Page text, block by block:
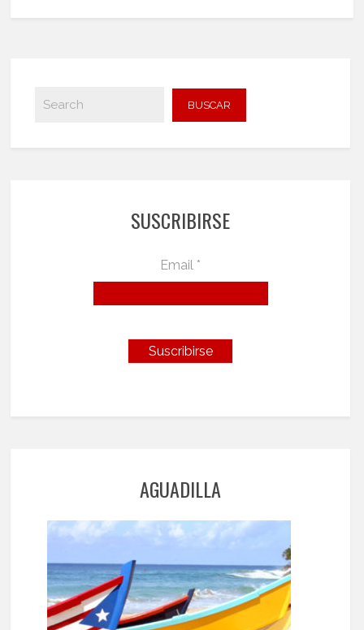
SUSCRIBIRSE
Email *
AGUADILLA